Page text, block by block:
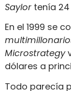
Saylor tenía
En el 1999 se
Microstrategy
dólares a
Todo parecía